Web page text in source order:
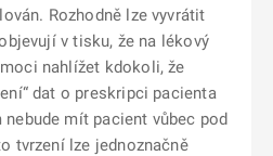
Rozhodně lze vyvrátit
v tisku, že na lékový
nahlížet kdokoli, že
dat o preskripci pacienta
nebude mít pacient vůbec pod
tvrzení lze jednoznačně